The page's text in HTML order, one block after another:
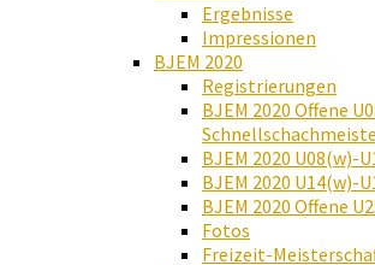
Ergebnisse
Impressionen
BJEM 2020
Registrierungen
BJEM 2020 Offene
BJEM 2020 U08(w)-
BJEM 2020 U14(w)-
BJEM 2020 Offene
Fotos
Freizeit-